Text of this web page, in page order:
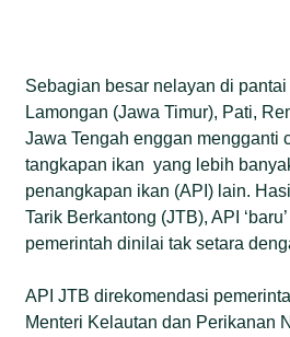
Sebagian besar nelayan di
Lamongan (Jawa Timur), Pati,
Jawa Tengah enggan mengganti
tangkapan ikan yang lebih
penangkapan ikan (API) lain.
Tarik Berkantong (JTB), API
pemerintah dinilai tak setara
API JTB direkomendasi
Menteri Kelautan dan Perikanan